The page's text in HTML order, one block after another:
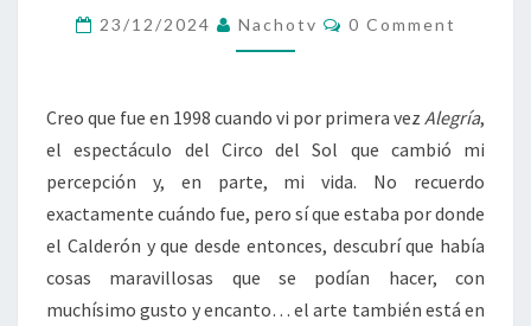
DEL
CIRQUE
SOLEIL
23/12/2024 Nachotv Comments
0 Comment
Creo que fue en 1998 cuando vi por primera vez Alegría,
el espectáculo del Circo del Sol que cambió mi
percepción y, en parte, mi vida. No recuerdo
exactamente cuándo fue, pero sí que estaba por donde
el Calderón y que desde entonces, descubrí que había
cosas maravillosas que se podían hacer, con
muchísimo gusto y encanto… el arte también está en